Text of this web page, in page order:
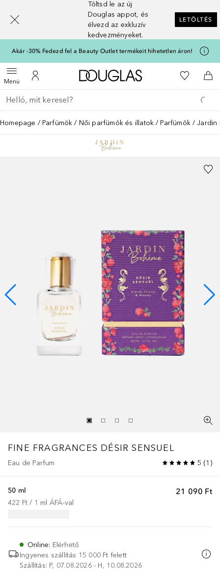
Töltsd le az új
Douglas appot, és
élvezd az exkluzív
kedvezményeket.
LETÖLTÉS
Akár -30% Fedezd fel a Beauty Outlet termékeit hihetetlen áron!
MenüMenü megnyitása
A fiókomhoz
A Douglas Főoldalra
A
Menj vissza
Keresés végrehajtása
Homepage Parfümök Női parfümök és illatok Parfümök Jardin
FINE FRAGRANCES DÉSIR SENSUEL
Eau de Parfum 5 (1 )
21 090 Ft
50 ml
422 Ft / 1 ml ÁFÁ-val
Online: Elérhető
Ingyenes szállítás 15 000 Ft felett
Szállítás: P, 07.08.2026 - H, 10.08.2026
[navigation.slideout.screenreader]